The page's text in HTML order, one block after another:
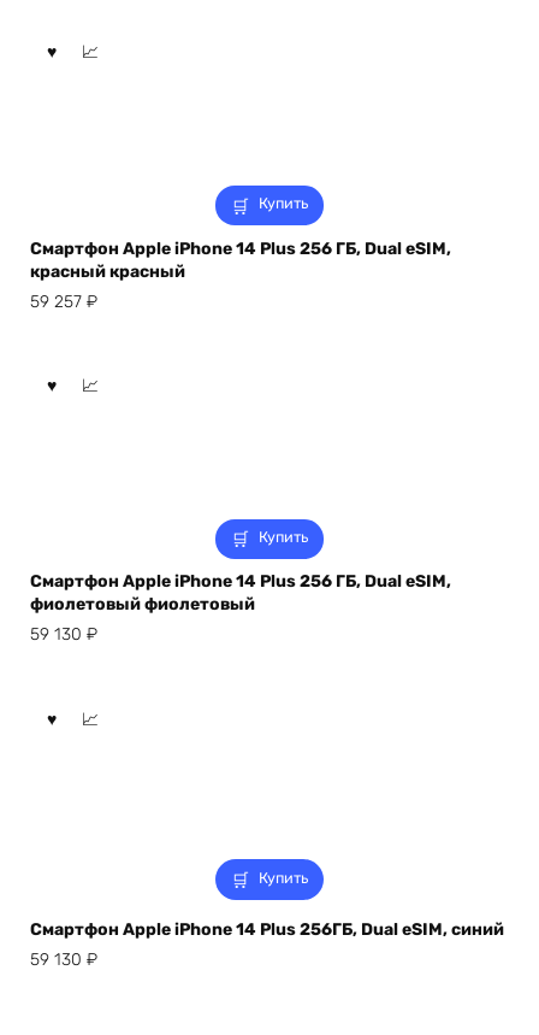
Купить
Смартфон Apple iPhone 14 Plus 256 ГБ, Dual eSIM,
красный красный
59 257 ₽
Купить
Смартфон Apple iPhone 14 Plus 256 ГБ, Dual eSIM,
фиолетовый фиолетовый
59 130 ₽
Купить
Смартфон Apple iPhone 14 Plus 256ГБ, Dual eSIM, синий
59 130 ₽